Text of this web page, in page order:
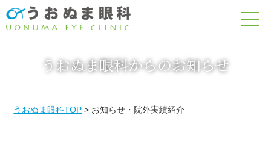
うおぬま眼科からのお知らせ
うおぬま眼科TOP > お知らせ・院外実績紹介